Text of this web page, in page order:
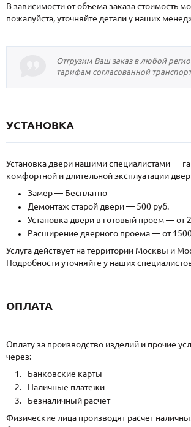
В зависимости от объема заказа стоимость
пожалуйста, уточняйте детали у наших
Отгрузим Ваш заказ в любой
тарифам согласованной
УСТАНОВКА
Установка двери нашими специалистами —
комфортной и длительной эксплуатации
Замер — Бесплатно
Демонтаж старой двери — 500 руб.
Установка двери в готовый проем — от
Расширение дверного проема — от
Услуга действует на территории Москвы и
Подробности уточняйте у наших
ОПЛАТА
Оплату за производство изделий и прочие
через:
Банковские карты
Наличные платежи
Безналичный расчет
Физические лица производят расчет